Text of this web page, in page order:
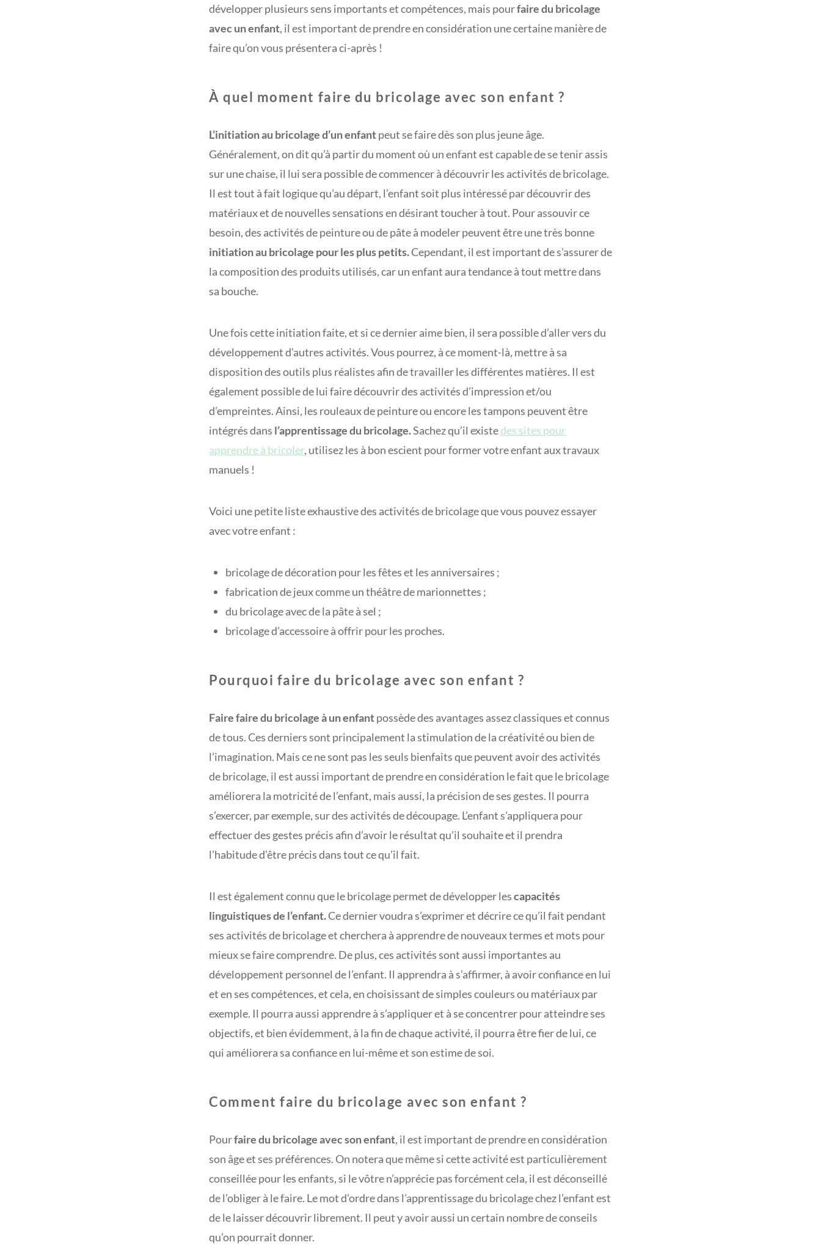
développer plusieurs sens importants et compétences, mais pourfaire du bricolage
avec un enfant, il est important de prendre en considération une certaine manière de
faire qu’on vous présentera ci-après !
À quel moment faire du bricolage avec son enfant ?
L’initiation au bricolage d’un enfantpeut se faire dès son plus jeune âge.
Généralement, on dit qu’à partir du moment où un enfant est capable de se tenir assis
sur une chaise, il lui sera possible de commencer à découvrir les activités de bricolage.
Il est tout à fait logique qu’au départ, l’enfant soit plus intéressé par découvrir des
matériaux et de nouvelles sensations en désirant toucher à tout. Pour assouvir ce
besoin, des activités de peinture ou de pâte à modeler peuvent être une très bonne
initiation au bricolage pour les plus petits.Cependant, il est important de s’assurer de
la composition des produits utilisés, car un enfant aura tendance à tout mettre dans
sa bouche.
Une fois cette initiation faite, et si ce dernier aime bien, il sera possible d’aller vers du
développement d’autres activités. Vous pourrez, à ce moment-là, mettre à sa
disposition des outils plus réalistes afin de travailler les différentes matières. Il est
également possible de lui faire découvrir des activités d’impression et/ou
d’empreintes. Ainsi, les rouleaux de peinture ou encore les tampons peuvent être
intégrés dans l’apprentissage du bricolage.Sachez qu’il existedes sites pour
apprendre à bricoler, utilisez les à bon escient pour former votre enfant aux travaux
manuels !
Voici une petite liste exhaustive des activités de bricolage que vous pouvez essayer
avec votre enfant :
bricolage de décoration pour les fêtes et les anniversaires ;
fabrication de jeux comme un théâtre de marionnettes ;
du bricolage avec de la pâte à sel ;
bricolage d’accessoire à offrir pour les proches.
Pourquoi faire du bricolage avec son enfant ?
Faire faire du bricolage à un enfantpossède des avantages assez classiques et connus
de tous. Ces derniers sont principalement la stimulation de la créativité ou bien de
l’imagination. Mais ce ne sont pas les seuls bienfaits que peuvent avoir des activités
de bricolage, il est aussi important de prendre en considération le fait que le bricolage
améliorera la motricité de l’enfant, mais aussi, la précision de ses gestes. Il pourra
s’exercer, par exemple, sur des activités de découpage. L’enfant s’appliquera pour
effectuer des gestes précis afin d’avoir le résultat qu’il souhaite et il prendra
l’habitude d’être précis dans tout ce qu’il fait.
Il est également connu que le bricolage permet de développer lescapacités
linguistiques de l’enfant.Ce dernier voudra s’exprimer et décrire ce qu’il fait pendant
ses activités de bricolage et cherchera à apprendre de nouveaux termes et mots pour
mieux se faire comprendre. De plus, ces activités sont aussi importantes au
développement personnel de l’enfant. Il apprendra à s’affirmer, à avoir confiance en lui
et en ses compétences, et cela, en choisissant de simples couleurs ou matériaux par
exemple. Il pourra aussi apprendre à s’appliquer et à se concentrer pour atteindre ses
objectifs, et bien évidemment, à la fin de chaque activité, il pourra être fier de lui, ce
qui améliorera sa confiance en lui-même et son estime de soi.
Comment faire du bricolage avec son enfant ?
Pourfaire du bricolage avec son enfant, il est important de prendre en considération
son âge et ses préférences. On notera que même si cette activité est particulièrement
conseillée pour les enfants, si le vôtre n’apprécie pas forcément cela, il est déconseillé
de l’obliger à le faire. Le mot d’ordre dans l’apprentissage du bricolage chez l’enfant est
de le laisser découvrir librement. Il peut y avoir aussi un certain nombre de conseils
qu’on pourrait donner.